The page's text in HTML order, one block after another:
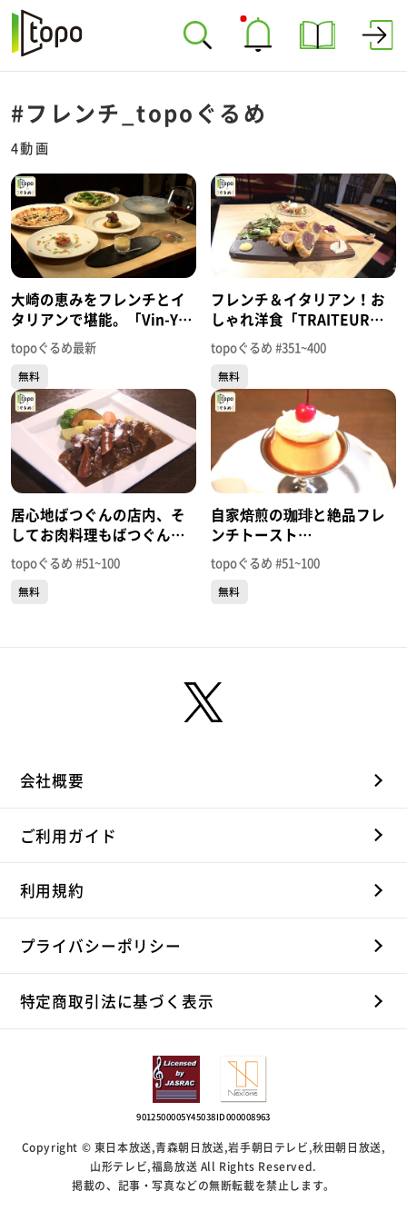
#フレンチ_topoぐるめ
4動画
大崎の恵みをフレンチとイ
タリアンで堪能。「Vin-Ya
Jete Ashigaru」（大崎市古
川七日町）#475【topoぐる
め】
topoぐるめ最新
無料
フレンチ＆イタリアン！お
しゃれ洋食「TRAITEUR
MAISON H」（太白区あす
と長町）＃377【topoぐる
め】
topoぐるめ #351~400
無料
居心地ばつぐんの店内、そ
してお肉料理もばつぐん！
「MEINA」（若林区清水小
路）＃100【topoぐるめ】
topoぐるめ #51~100
無料
自家焙煎の珈琲と絶品フレ
ンチトースト
「PUBLIC.COFFEE」（太白
区長町）＃58【topoぐる
め】
topoぐるめ #51~100
無料
会社概要
ご利用ガイド
利用規約
プライバシーポリシー
特定商取引法に基づく表示
9012500005Y45038 ID000008963
Copyright © 東日本放送,青森朝日放送,岩手朝日テレビ,秋田朝日放送,
山形テレビ,福島放送 All Rights Reserved.
掲載の、記事・写真などの無断転載を禁止します。